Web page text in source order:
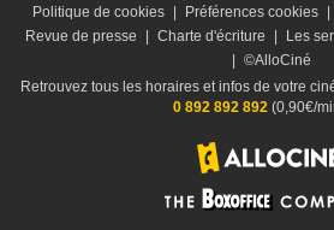
Politique de cookies
Préférences cookies
Revue de presse
Charte d'écriture Les
©AlloCiné
Retrouvez tous les horaires et infos de votre
0 892 892 892(0,90€/